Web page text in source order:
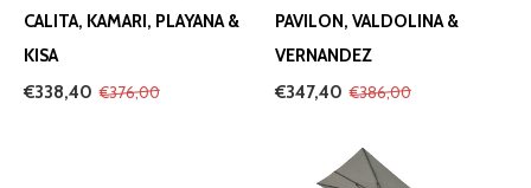
CALITA, KAMARI, PLAYANA &
KISA
€338,40 €376,00
PAVILON, VALDOLINA &
VERNANDEZ
€347,40 €386,00